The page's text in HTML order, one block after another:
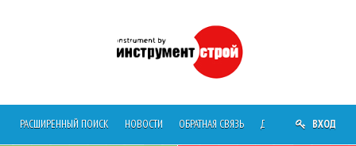
РАСШИРЕННЫЙ ПОИСК НОВОСТИ ОБРАТНАЯ СВЯЗЬ ДОСТАВКА О
ВХОД